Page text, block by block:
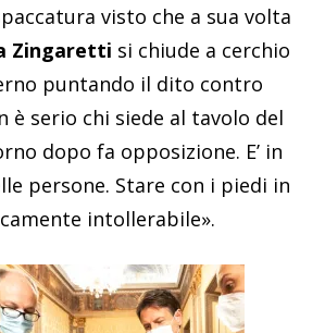
visto che a sua volta
Zingaretti si chiude a cerchio
puntando il dito contro
è serio chi siede al tavolo del
dopo fa opposizione. E’ in
persone. Stare con i piedi in
intollerabile».